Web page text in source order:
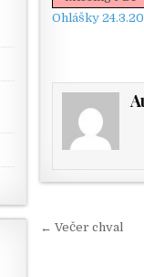
Ohlášky
← Večer chval